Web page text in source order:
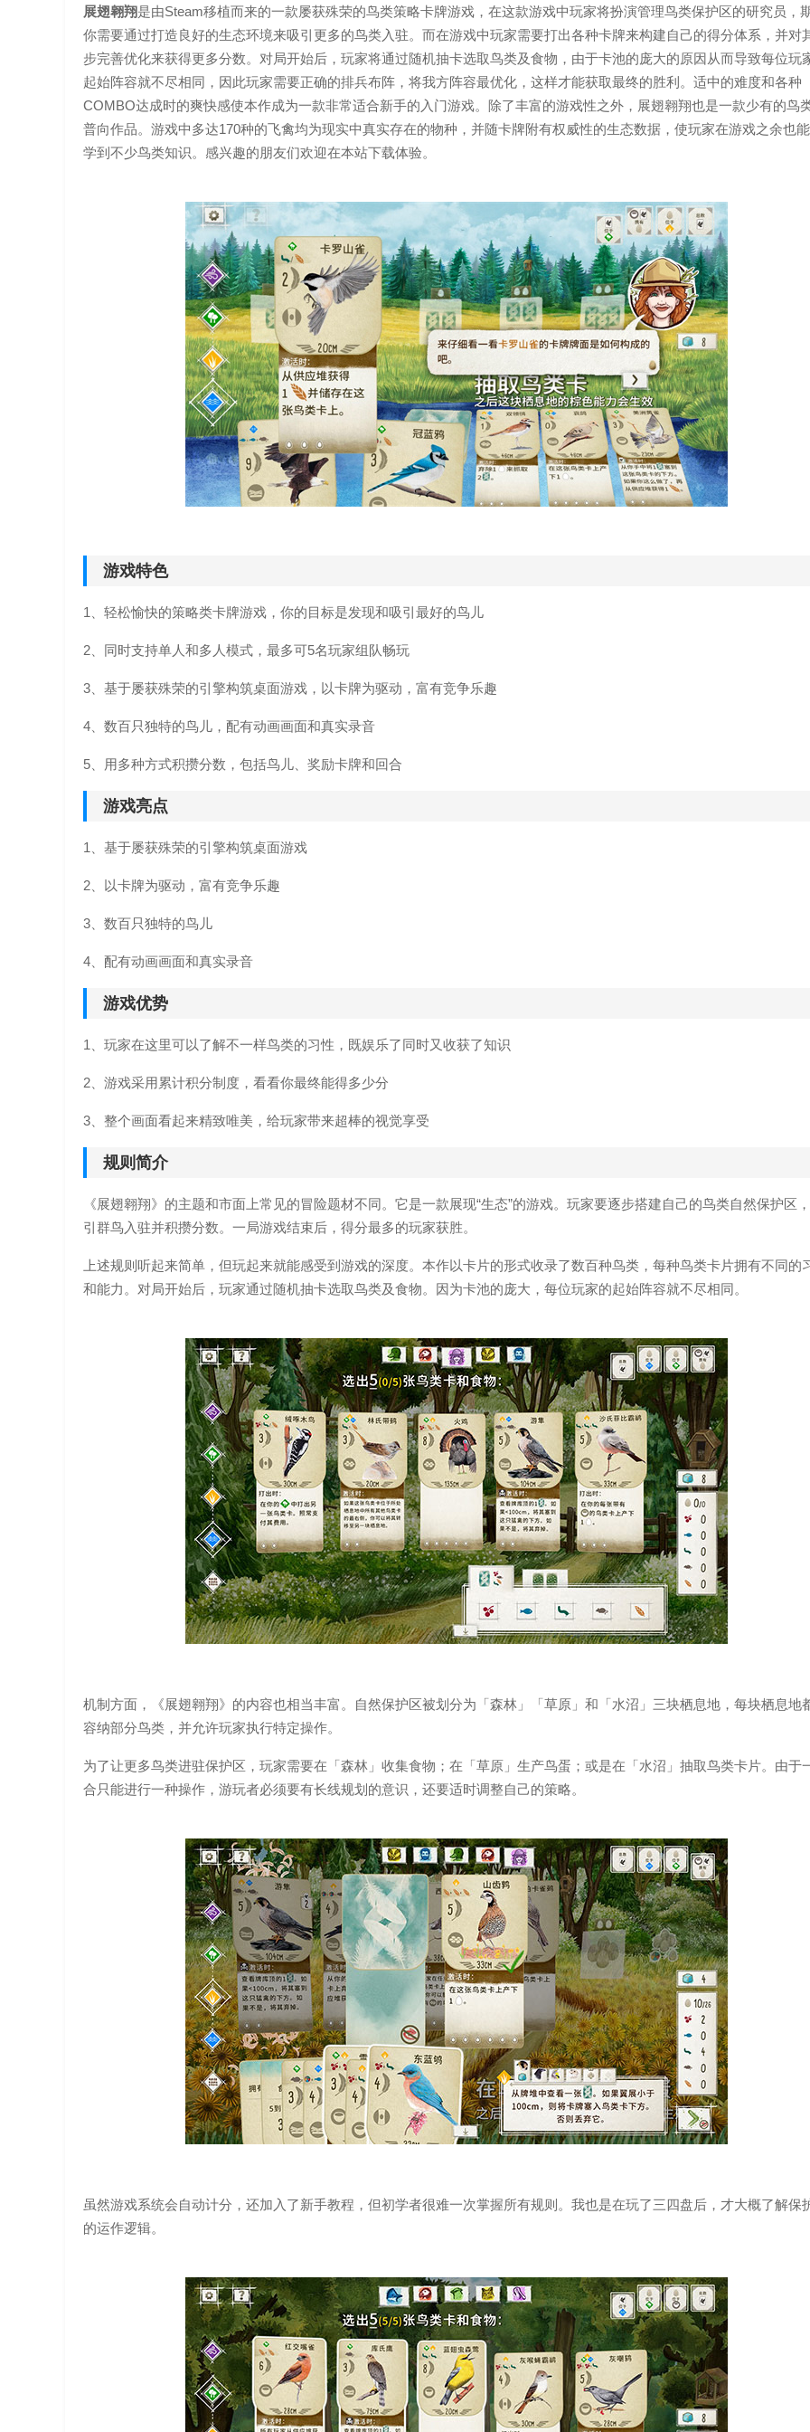
展翅翱翔是由Steam移植而来的一款屡获殊荣的鸟类策略卡牌游戏，在这款游戏中玩家将扮演管理鸟类保护区的研究员，
你需要通过打造良好的生态环境来吸引更多的鸟类入驻。而在游戏中玩家需要打出各种卡牌来构建自己的得分体系，并对
步完善优化来获得更多分数。对局开始后，玩家将通过随机抽卡选取鸟类及食物，由于卡池的庞大的原因从而导致每位玩
起始阵容就不尽相同，因此玩家需要正确的排兵布阵，将我方阵容最优化，这样才能获取最终的胜利。适中的难度和各种
COMBO达成时的爽快感使本作成为一款非常适合新手的入门游戏。除了丰富的游戏性之外，展翅翱翔也是一款少有的鸟
普向作品。游戏中多达170种的飞禽均为现实中真实存在的物种，并随卡牌附有权威性的生态数据，使玩家在游戏之余也
学到不少鸟类知识。感兴趣的朋友们欢迎在本站下载体验。
游戏特色
1、轻松愉快的策略类卡牌游戏，你的目标是发现和吸引最好的鸟儿
2、同时支持单人和多人模式，最多可5名玩家组队畅玩
3、基于屡获殊荣的引擎构筑桌面游戏，以卡牌为驱动，富有竞争乐趣
4、数百只独特的鸟儿，配有动画画面和真实录音
5、用多种方式积攒分数，包括鸟儿、奖励卡牌和回合
游戏亮点
1、基于屡获殊荣的引擎构筑桌面游戏
2、以卡牌为驱动，富有竞争乐趣
3、数百只独特的鸟儿
4、配有动画画面和真实录音
游戏优势
1、玩家在这里可以了解不一样鸟类的习性，既娱乐了同时又收获了知识
2、游戏采用累计积分制度，看看你最终能得多少分
3、整个画面看起来精致唯美，给玩家带来超棒的视觉享受
规则简介
《展翅翱翔》的主题和市面上常见的冒险题材不同。它是一款展现“生态”的游戏。玩家要逐步搭建自己的鸟类自然保护区
引群鸟入驻并积攒分数。一局游戏结束后，得分最多的玩家获胜。
上述规则听起来简单，但玩起来就能感受到游戏的深度。本作以卡片的形式收录了数百种鸟类，每种鸟类卡片拥有不同的
和能力。对局开始后，玩家通过随机抽卡选取鸟类及食物。因为卡池的庞大，每位玩家的起始阵容就不尽相同。
机制方面，《展翅翱翔》的内容也相当丰富。自然保护区被划分为「森林」「草原」和「水沼」三块栖息地，每块栖息地
容纳部分鸟类，并允许玩家执行特定操作。
为了让更多鸟类进驻保护区，玩家需要在「森林」收集食物；在「草原」生产鸟蛋；或是在「水沼」抽取鸟类卡片。由于
合只能进行一种操作，游玩者必须要有长线规划的意识，还要适时调整自己的策略。
虽然游戏系统会自动计分，还加入了新手教程，但初学者很难一次掌握所有规则。我也是在玩了三四盘后，才大概了解保
的运作逻辑。